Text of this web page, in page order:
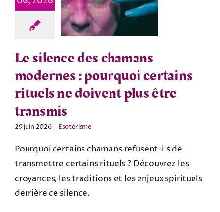
Le silence des chamans
modernes : pourquoi certains
rituels ne doivent plus être
transmis
29 juin 2026 | Esotérisme
Pourquoi certains chamans refusent-ils de
transmettre certains rituels ? Découvrez les
croyances, les traditions et les enjeux spirituels
derrière ce silence.